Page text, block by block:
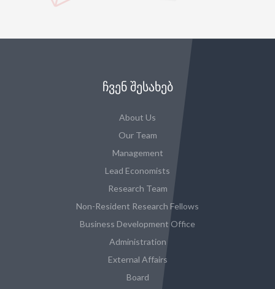
ᲩᲕᲔᲜ ᲨᲔᲡᲐᲮᲔᲑ
About Us
Our Team
Management
Lead Economists
Research Team
Non-Resident Research Fellows
Business Development Office
Administration
External Affairs
Board